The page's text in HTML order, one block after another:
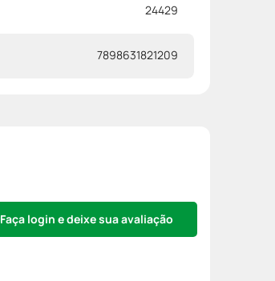
24429
7898631821209
Faça login e deixe sua avaliação